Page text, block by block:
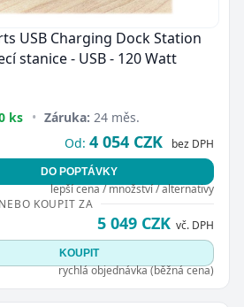
USB Charging Dock Station
stanice - USB - 120 Watt
ks • Záruka: 24 měs.
Od: 4 054 CZK bez DPH
DO POPTÁVKY
lepší cena / množství / alternativy
NEBO KOUPIT ZA
5 049 CZK vč. DPH
KOUPIT
rychlá objednávka (běžná cena)